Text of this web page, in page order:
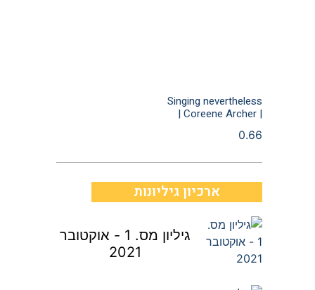
Singing nevertheless
| Coreene Archer |
ארכיון גיליונות
גיליון מס. 1 - אוקטובר
2021